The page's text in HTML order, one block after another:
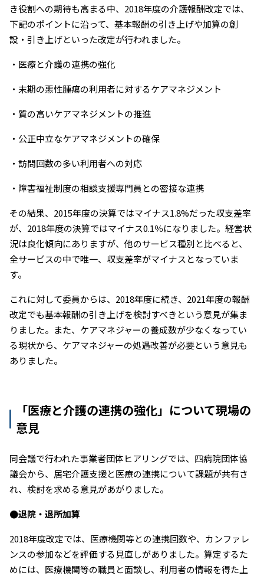
き役割への期待も高まる中、2018年度の介護報酬改定では、
下記のポイントに沿って、基本報酬の引き上げや加算の創
設・引き上げといった改定が行われました。
・医療と介護の連携の強化
・末期の悪性腫瘍の利用者に対するケアマネジメント
・質の高いケアマネジメントの推進
・公正中立なケアマネジメントの確保
・訪問回数の多い利用者への対応
・障害福祉制度の相談支援専門員との密接な連携
その結果、2015年度の決算ではマイナス1.8%だった収支差率
が、2018年度の決算ではマイナス0.1％になりました。経営状
況は良化傾向にありますが、他のサービス種別と比べると、
全サービスの中で唯一、収支差率がマイナスとなっていま
す。
これに対して委員からは、2018年度に続き、2021年度の報酬
改定でも基本報酬の引き上げを検討すべきという意見が集ま
りました。また、ケアマネジャーの養成数が少なくなってい
る現状から、ケアマネジャーの処遇改善が必要という意見も
ありました。
「医療と介護の連携の強化」について現場の
意見
同会議で行われた事業者団体ヒアリングでは、四病院団体協
議会から、居宅介護支援と医療の連携について課題が共有さ
れ、検討を求める意見があがりました。
●退院・退所加算
2018年度改定では、医療機関等との連携回数や、カンファレ
ンスの参加などを評価する見直しがありました。算定するた
めには、医療機関等の職員と面談し、利用者の情報を得た上